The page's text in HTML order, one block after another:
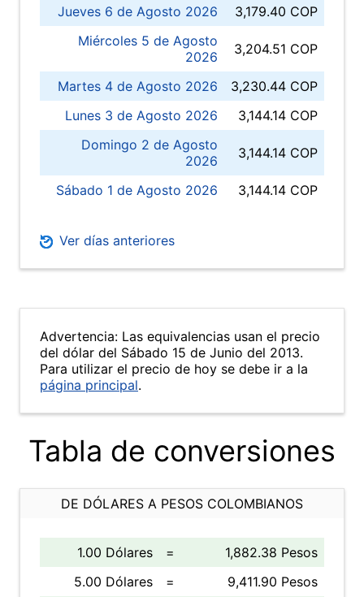
Jueves 6 de Agosto 2026
3,179.40 COP
Miércoles 5 de Agosto
2026
3,204.51 COP
Martes 4 de Agosto 2026
3,230.44 COP
Lunes 3 de Agosto 2026
3,144.14 COP
Domingo 2 de Agosto
2026
3,144.14 COP
Sábado 1 de Agosto 2026 3,144.14 COP
Ver días anteriores
Advertencia: Las equivalencias usan el precio
del dólar del Sábado 15 de Junio del 2013.
Para utilizar el precio de hoy se debe ir a la
página principal.
Tabla de conversiones
DE DÓLARES A PESOS COLOMBIANOS
1.00 Dólares =
1,882.38 Pesos
5.00 Dólares
=
9,411.90 Pesos